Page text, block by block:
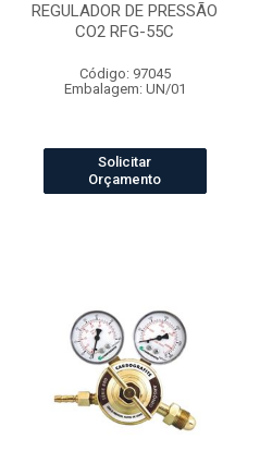
REGULADOR DE PRESSÃO
CO2 RFG-55C
Código: 97045
Embalagem: UN/01
Solicitar
Orçamento